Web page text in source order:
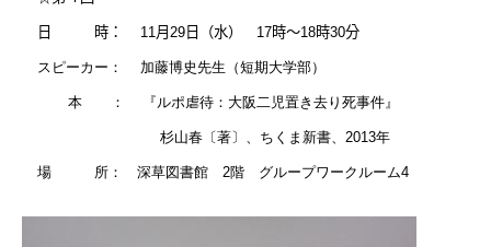
日 時： 11 月 29 日（水） 17時～18時30分
スピーカー： 加藤博史先生（短期大学部）
本 ： 『ルポ虐待：大阪二児置き去り死事件』
杉山春〔著〕、ちくま新書、 2013年
場 所： 深草図書館 2階 グループワークルーム4